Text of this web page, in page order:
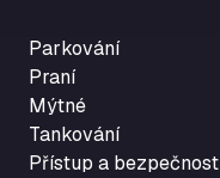
Parkování
Praní
Mýtné
Tankování
Přístup a bezpečnost